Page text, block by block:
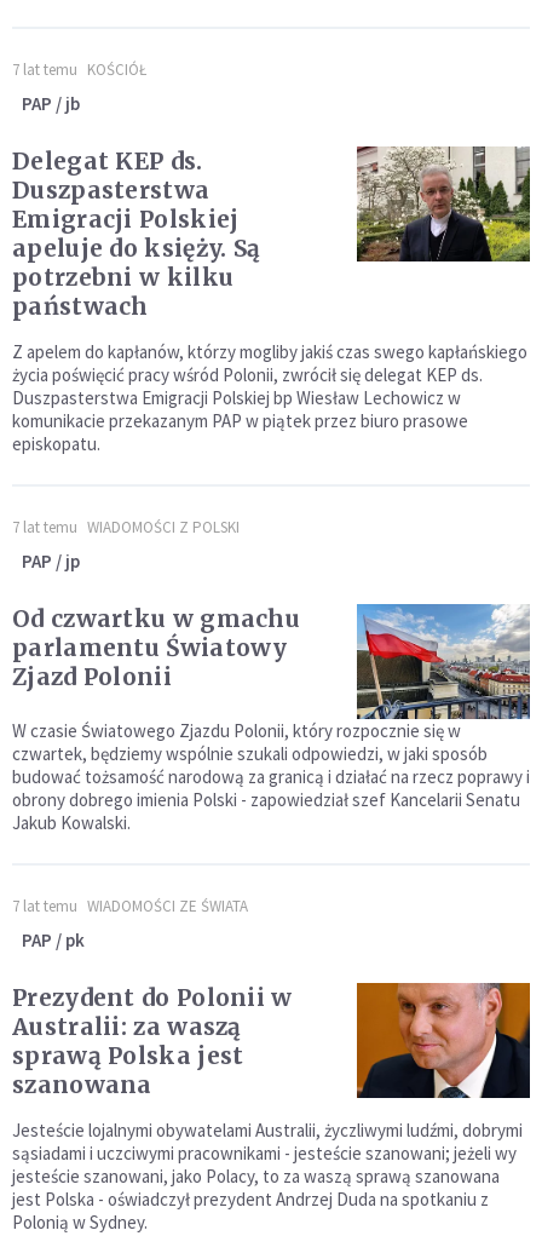
7 lat temu KOŚCIÓŁ
PAP / jb
Delegat KEP ds.
Duszpasterstwa
Emigracji Polskiej
apeluje do księży. Są
potrzebni w kilku
państwach
Z apelem do kapłanów, którzy mogliby jakiś czas swego kapłańskiego
życia poświęcić pracy wśród Polonii, zwrócił się delegat KEP ds.
Duszpasterstwa Emigracji Polskiej bp Wiesław Lechowicz w
komunikacie przekazanym PAP w piątek przez biuro prasowe
episkopatu.
7 lat temu WIADOMOŚCI Z POLSKI
PAP / jp
Od czwartku w gmachu
parlamentu Światowy
Zjazd Polonii
W czasie Światowego Zjazdu Polonii, który rozpocznie się w
czwartek, będziemy wspólnie szukali odpowiedzi, w jaki sposób
budować tożsamość narodową za granicą i działać na rzecz poprawy i
obrony dobrego imienia Polski - zapowiedział szef Kancelarii Senatu
Jakub Kowalski.
7 lat temu WIADOMOŚCI ZE ŚWIATA
PAP / pk
Prezydent do Polonii w
Australii: za waszą
sprawą Polska jest
szanowana
Jesteście lojalnymi obywatelami Australii, życzliwymi ludźmi, dobrymi
sąsiadami i uczciwymi pracownikami - jesteście szanowani; jeżeli wy
jesteście szanowani, jako Polacy, to za waszą sprawą szanowana
jest Polska - oświadczył prezydent Andrzej Duda na spotkaniu z
Polonią w Sydney.